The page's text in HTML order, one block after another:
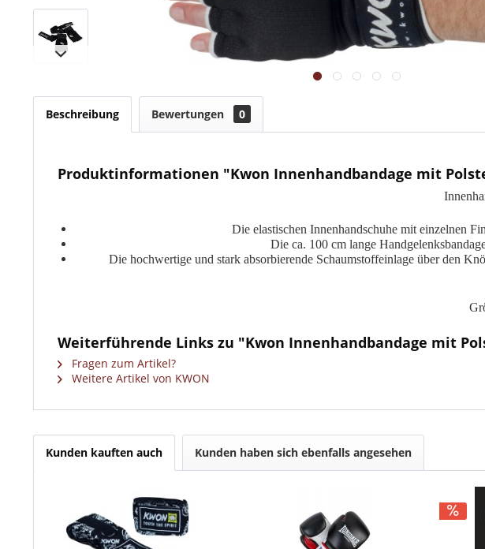
Beschreibung Bewertungen 0
Produktinformationen "Kwon Innenhandbandage mit
Die elastischen Innenhandschuhe mit einzelnen
Die ca. 100 cm lange
Die hochwertige und stark absorbierende Schaumstoffeinlage über den
Weiterführende Links zu "Kwon Innenhandbandage mit
Fragen zum Artikel?
Weitere Artikel von KWON
Kunden kauften auch Kunden haben sich ebenfalls angesehen